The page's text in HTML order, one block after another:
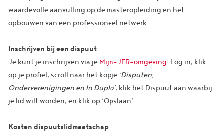
waardevolle aanvulling op de masteropleiding en het
opbouwen van een professioneel netwerk.
Inschrijven bij een dispuut
Je kunt je inschrijven via je Mijn-JFR-omgeving . Log in, klik
op je profiel, scroll naar het kopje ‘Disputen,
Onderverenigingen en In Duplo’, klik het Dispuut aan waarbij
je lid wilt worden, en klik op ‘Opslaan’.
Kosten dispuutslidmaatschap